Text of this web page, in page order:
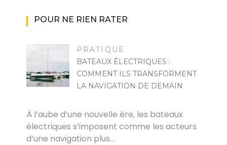
POUR NE RIEN RATER
PRATIQUE
BATEAUX ÉLECTRIQUES :
COMMENT ILS TRANSFORMENT
LA NAVIGATION DE DEMAIN
À l’aube d’une nouvelle ère, les bateaux
électriques s’imposent comme les acteurs
d’une navigation plus…